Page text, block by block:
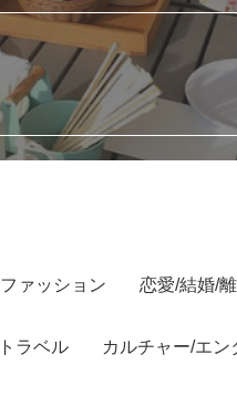
ファッション 恋愛/結婚/
トラベル カルチャー/エン